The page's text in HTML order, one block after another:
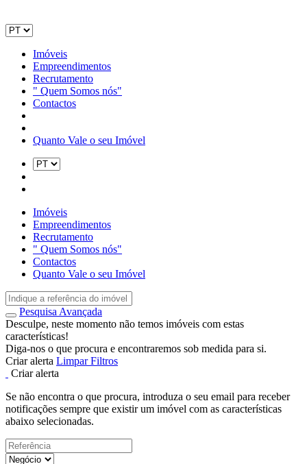
Imóveis
Empreendimentos
Recrutamento
" Quem Somos nós"
Contactos
Quanto Vale o seu Imóvel
Imóveis
Empreendimentos
Recrutamento
" Quem Somos nós"
Contactos
Quanto Vale o seu Imóvel
Pesquisa Avançada
Desculpe, neste momento não temos imóveis com estas
características!
Diga-nos o que procura e encontraremos sob medida para si.
Criar alerta Limpar Filtros
Criar alerta
Se não encontra o que procura, introduza o seu email para receber
notificações sempre que existir um imóvel com as características
abaixo selecionadas.